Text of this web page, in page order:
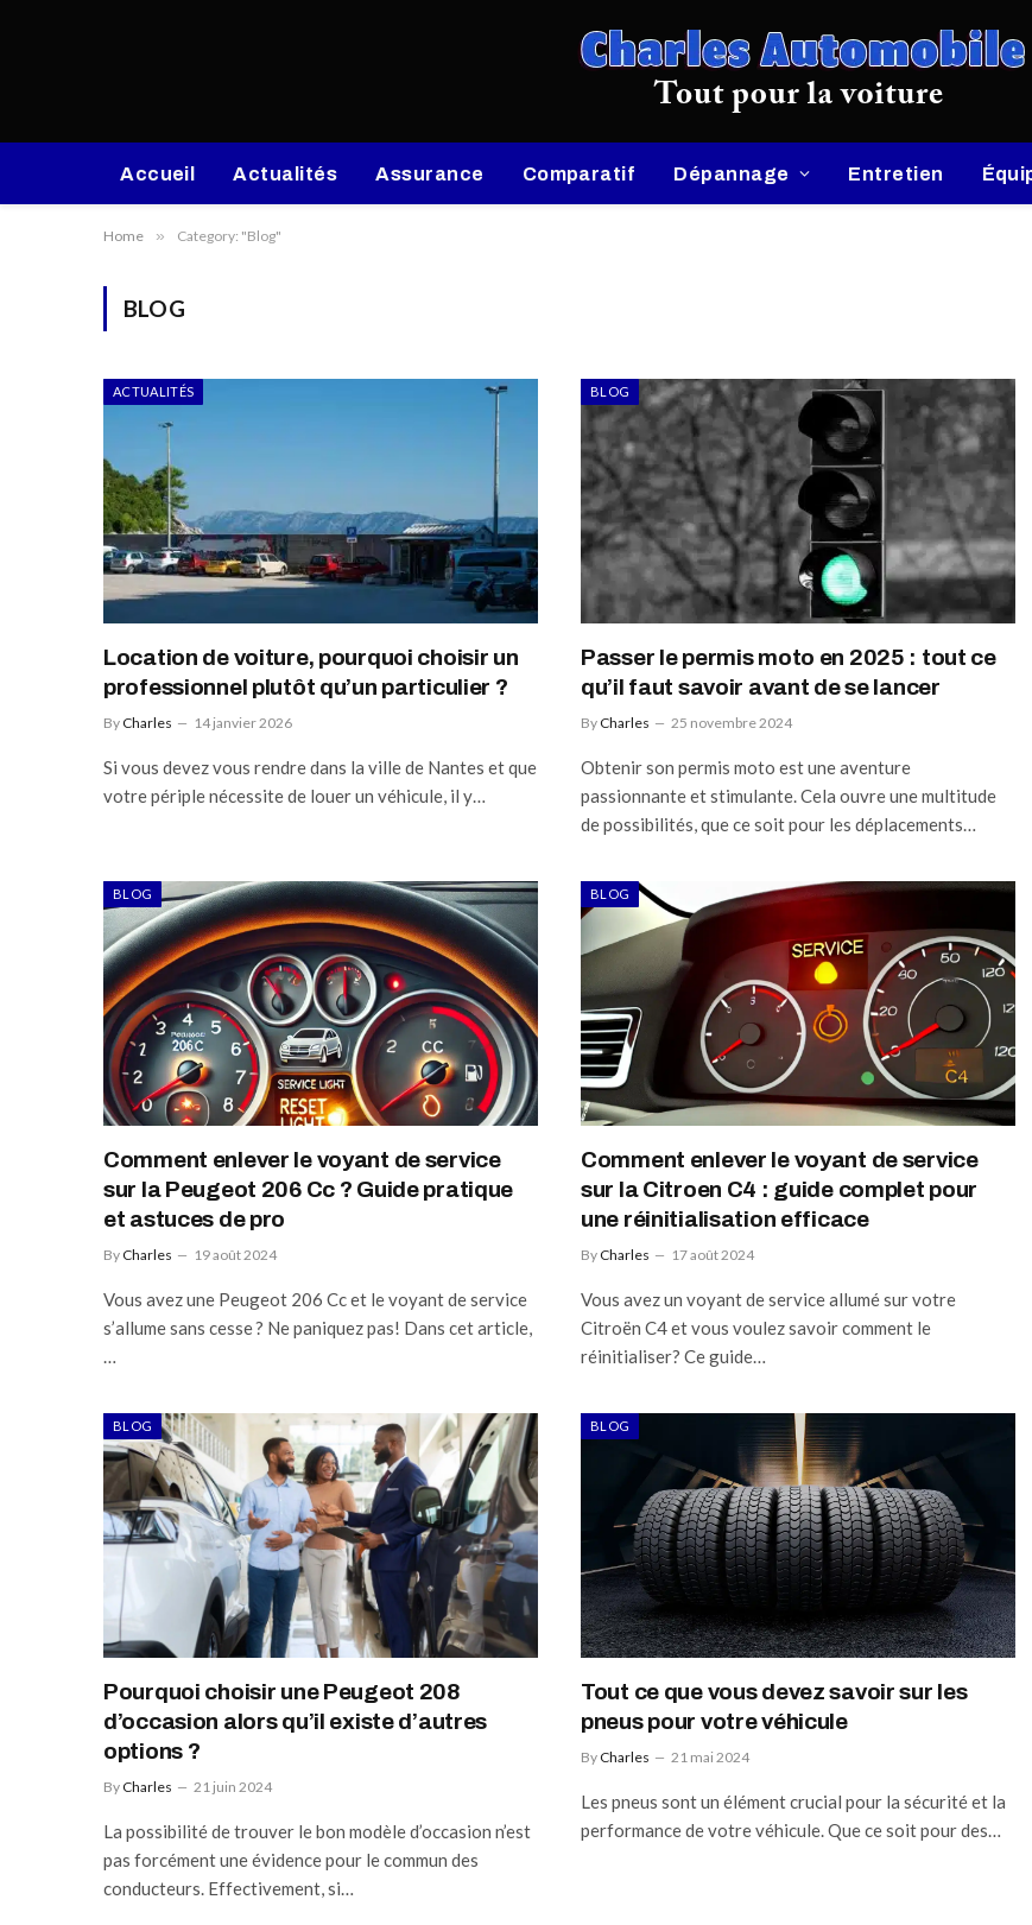
Accueil Actualités Assurance Comparatif Dépannage Entretien
Home » Category: "Blog"
BLOG
ACTUALITÉS
Location de voiture, pourquoi choisir un
professionnel plutôt qu’un particulier ?
By Charles 14 janvier 2026
Si vous devez vous rendre dans la ville de Nantes et que
votre périple nécessite de louer un véhicule, il y…
BLOG
Passer le permis moto en 2025 : tout ce
qu’il faut savoir avant de se lancer
By Charles 25 novembre 2024
Obtenir son permis moto est une aventure
passionnante et stimulante. Cela ouvre une multitude
de possibilités, que ce soit pour les déplacements…
BLOG
Comment enlever le voyant de service
sur la Peugeot 206 Cc ? Guide pratique
et astuces de pro
By Charles 19 août 2024
Vous avez une Peugeot 206 Cc et le voyant de service
s’allume sans cesse ? Ne paniquez pas! Dans cet article,
…
BLOG
Comment enlever le voyant de service
sur la Citroen C4 : guide complet pour
une réinitialisation efficace
By Charles 17 août 2024
Vous avez un voyant de service allumé sur votre
Citroën C4 et vous voulez savoir comment le
réinitialiser? Ce guide…
BLOG
Pourquoi choisir une Peugeot 208
d’occasion alors qu’il existe d’autres
options ?
By Charles 21 juin 2024
La possibilité de trouver le bon modèle d’occasion n’est
pas forcément une évidence pour le commun des
conducteurs. Effectivement, si…
BLOG
Tout ce que vous devez savoir sur les
pneus pour votre véhicule
By Charles 21 mai 2024
Les pneus sont un élément crucial pour la sécurité et la
performance de votre véhicule. Que ce soit pour des…